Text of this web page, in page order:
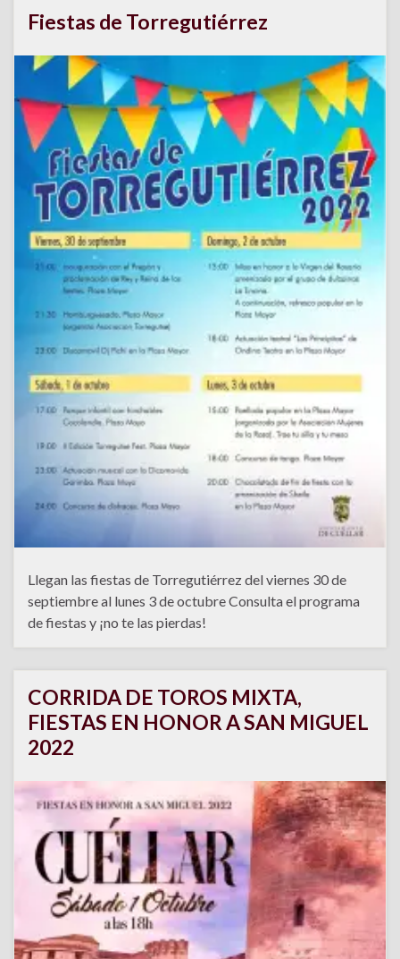
Fiestas de Torregutiérrez
Llegan las fiestas de Torregutiérrez del viernes 30 de
septiembre al lunes 3 de octubre Consulta el programa
de fiestas y ¡no te las pierdas!
CORRIDA DE TOROS MIXTA,
FIESTAS EN HONOR A SAN MIGUEL
2022